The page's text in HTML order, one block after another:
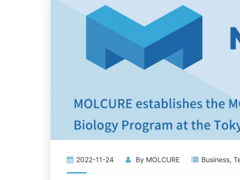
2022-11-24 By MOLCURE Business,